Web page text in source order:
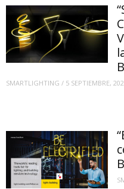
SMARTLIGHTING / 5 SEPTIEMBRE,